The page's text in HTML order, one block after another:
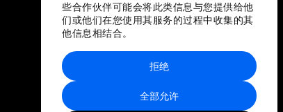
些合作伙伴可能会将此类信息与您提供给他
们或他们在您使用其服务的过程中收集的其
他信息相结合。
全部允许
拒绝